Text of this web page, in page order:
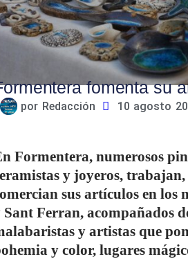
fomenta su
por Redacción 10 agosto
Formentera, numerosos
y joyeros, trabajan,
sus artículos en los
Sant Ferran, acompañados
y artistas que
y color, lugares